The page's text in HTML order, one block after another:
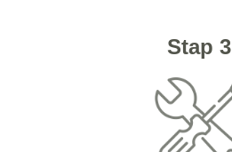
Stap 3